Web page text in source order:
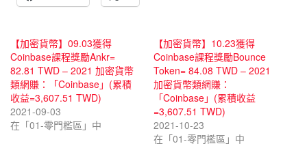
【加密貨幣】09.03獲得
Coinbase課程獎勵Ankr=
82.81 TWD – 2021 加密貨幣
類網賺：「Coinbase」(累積
收益=3,607.51 TWD)
2021-09-03
在「01-零門檻區」中
【加密貨幣】10.23獲得
Coinbase課程獎勵Bounce
Token= 84.08 TWD – 2021
加密貨幣類網賺：
「Coinbase」(累積收益
=3,607.51 TWD)
2021-10-23
在「01-零門檻區」中